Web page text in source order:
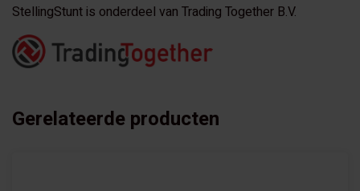
StellingStunt is onderdeel van Trading Together B.V.
Gerelateerde producten